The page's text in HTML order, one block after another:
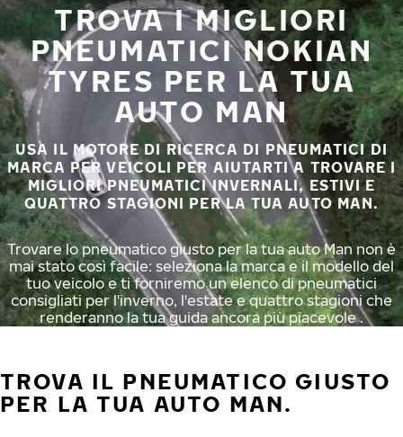
TROVA I MIGLIORI
PNEUMATICI NOKIAN
TYRES PER LA TUA
AUTO MAN
USA IL MOTORE DI RICERCA DI PNEUMATICI DI
MARCA PER VEICOLI PER AIUTARTI A TROVARE I
MIGLIORI PNEUMATICI INVERNALI, ESTIVI E
QUATTRO STAGIONI PER LA TUA AUTO MAN.
Trovare lo pneumatico giusto per la tua auto Man non è
mai stato così facile: seleziona la marca e il modello del
tuo veicolo e ti forniremo un elenco di pneumatici
consigliati per l'inverno, l'estate e quattro stagioni che
renderanno la tua guida ancora più piacevole .
TROVA IL PNEUMATICO GIUSTO
PER LA TUA AUTO MAN.